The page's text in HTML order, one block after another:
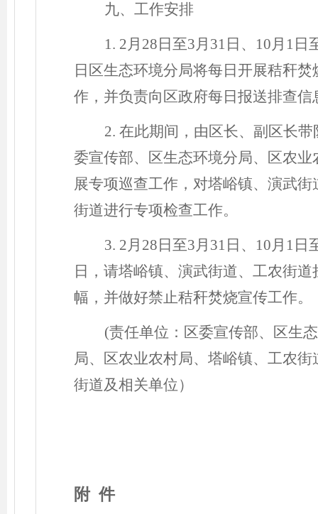
九、工作安排
1. 2月28日至3月31日、10月1日
日区生态环境分局将每日开展秸秆焚
作，并负责向区政府每日报送排查信
2.在此期间，由区长、副区长带
委宣传部、区生态环境分局、区农业
展专项巡查工作，对塔峪镇、演武街
街道进行专项检查工作。
3. 2月28日至3月31日、10月1日
日，请塔峪镇、演武街道、工农街道
幅，并做好禁止秸秆焚烧宣传工作。
(责任单位：区委宣传部、区生
局、区农业农村局、塔峪镇、工农街
街道及相关单位）
附 件